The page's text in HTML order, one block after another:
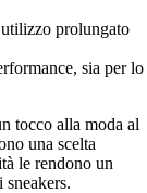
prolungato
sia per lo
tocco alla moda al
una scelta
le rendono un